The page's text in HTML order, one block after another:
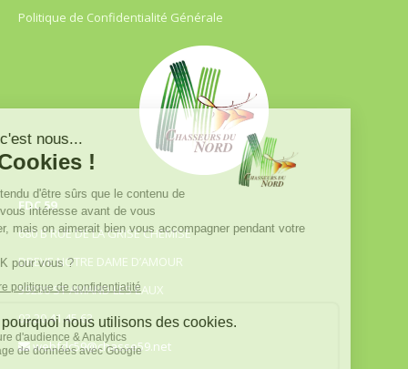
Politique de Confidentialité Générale
FDC 59
680 B RUE DE LA GRISE CHEMISE
DREVE NOTRE DAME D’AMOUR
59230 ST AMAND LES EAUX
03.20.41.45.63
webfdc59@chasse59.net